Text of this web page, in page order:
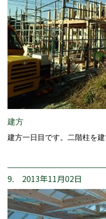
建方
建方一日目です。二階柱を
9. 2013年11月02日